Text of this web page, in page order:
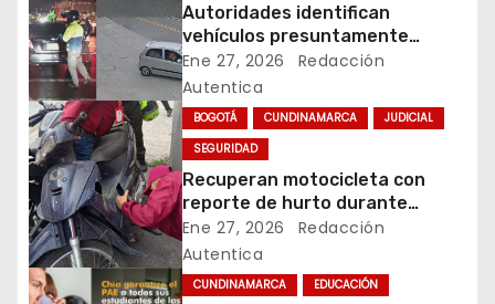
c
i
ó
n
d
e
Autoridades identifican
vehículos presuntamente
vinculados a hurtos en
conjuntos residenciales de
Zipaquirá
Ene 27, 2026
Redacción
Autentica
BOGOTÁ CUNDINAMARCA
JUDICIAL
SEGURIDAD
Recuperan motocicleta con
reporte de hurto durante
operativo de seguridad en
Rafael Uribe Uribe
Ene 27, 2026
Redacción
Autentica
CUNDINAMARCA EDUCACIÓN